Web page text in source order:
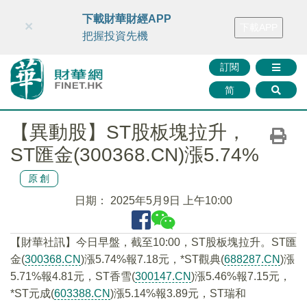
財華智庫網 FINTV FINMETA 財華證券 媒體矩陣
訂閱
简
×
下載財華財經APP
把握投資先機
【異動股】ST股板塊拉升，
ST匯金(300368.CN)漲5.74%
原創
日期： 2025年5月9日 上午10:00
【財華社訊】今日早盤，截至10:00，ST股板塊拉升。ST匯
金(300368.CN)漲5.74%報7.18元，*ST觀典(688287.CN)漲
5.71%報4.81元，ST香雪(300147.CN)漲5.46%報7.15元，
*ST元成(603388.CN)漲5.14%報3.89元，ST瑞和